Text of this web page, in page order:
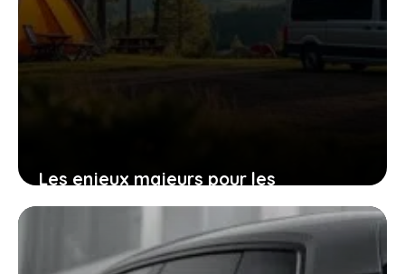
Les enjeux majeurs pour les
propriétaires de camping-cars diesel
avec ces nouvelles règles
24 décembre 2025